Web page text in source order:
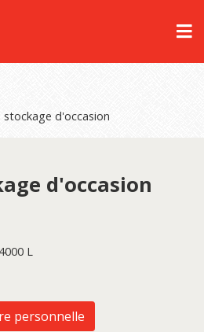
stockage d'occasion
d'occasion
4000 L
personnelle